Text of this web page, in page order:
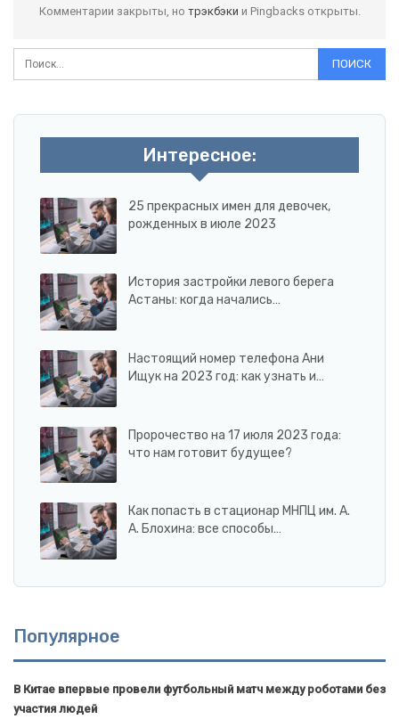
Комментарии закрыты, но трэкбэки и Pingbacks открыты.
Интересное:
25 прекрасных имен для девочек,
рожденных в июле 2023
История застройки левого берега
Астаны: когда начались…
Настоящий номер телефона Ани
Ищук на 2023 год: как узнать и…
Пророчество на 17 июля 2023 года:
что нам готовит будущее?
Как попасть в стационар МНПЦ им. А.
А. Блохина: все способы…
Популярное
В Китае впервые провели футбольный матч между роботами без
участия людей